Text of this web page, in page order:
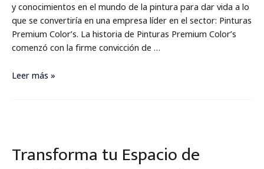
y conocimientos en el mundo de la pintura para dar vida a lo
que se convertiría en una empresa líder en el sector: Pinturas
Premium Color’s. La historia de Pinturas Premium Color’s
comenzó con la firme convicción de …
Leer más »
Transforma tu Espacio de
Espacio
de